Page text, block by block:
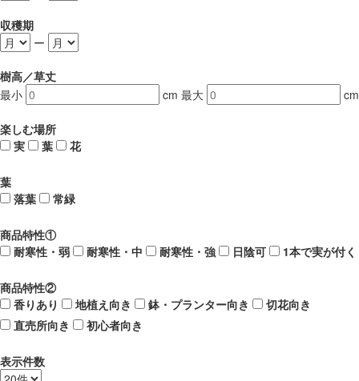
収穫期
ー
樹高／草丈
最小
cm 最大 cm
楽しむ場所
実
葉 花
葉
落葉
常緑
商品特性①
耐寒性・弱
耐寒性・中 耐寒性・強 日陰可 1本で実が付く
商品特性②
香りあり
地植え向き 鉢・プランター向き
切花向き
直売所向き
初心者向き
表示件数